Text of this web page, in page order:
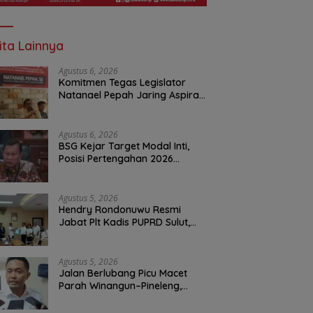
Lainnya
Agustus 6, 2026
Komitmen Tegas Legislator
Natanael Pepah Jaring Aspirasi
Infrastruktur
Agustus 6, 2026
BSG Kejar Target Modal Inti,
Posisi Pertengahan 2026
Agustus 5, 2026
Hendry Rondonuwu Resmi
Jabat Plt Kadis PUPRD Sulut,
Layanan Publik
Agustus 5, 2026
Jalan Berlubang Picu Macet
Parah Winangun–Pineleng,